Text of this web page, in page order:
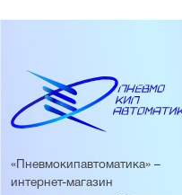
«Пневмокипавтоматика» –
интернет-магазин